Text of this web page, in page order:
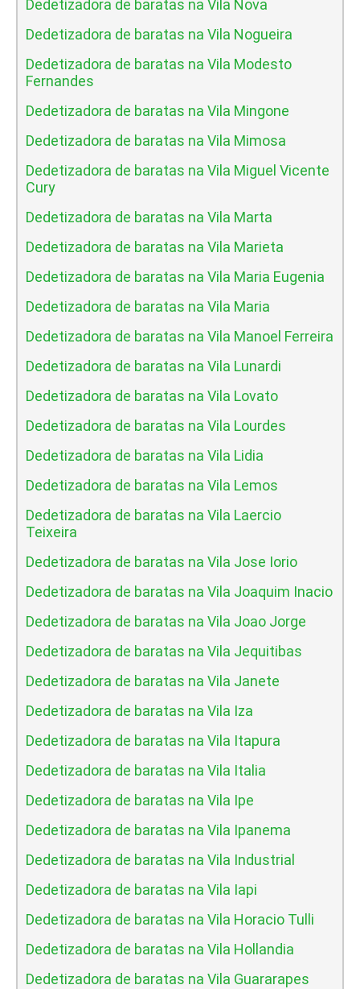
Dedetizadora de baratas na Vila Nova
Dedetizadora de baratas na Vila Nogueira
Dedetizadora de baratas na Vila Modesto
Fernandes
Dedetizadora de baratas na Vila Mingone
Dedetizadora de baratas na Vila Mimosa
Dedetizadora de baratas na Vila Miguel Vicente
Cury
Dedetizadora de baratas na Vila Marta
Dedetizadora de baratas na Vila Marieta
Dedetizadora de baratas na Vila Maria Eugenia
Dedetizadora de baratas na Vila Maria
Dedetizadora de baratas na Vila Manoel Ferreira
Dedetizadora de baratas na Vila Lunardi
Dedetizadora de baratas na Vila Lovato
Dedetizadora de baratas na Vila Lourdes
Dedetizadora de baratas na Vila Lidia
Dedetizadora de baratas na Vila Lemos
Dedetizadora de baratas na Vila Laercio
Teixeira
Dedetizadora de baratas na Vila Jose Iorio
Dedetizadora de baratas na Vila Joaquim Inacio
Dedetizadora de baratas na Vila Joao Jorge
Dedetizadora de baratas na Vila Jequitibas
Dedetizadora de baratas na Vila Janete
Dedetizadora de baratas na Vila Iza
Dedetizadora de baratas na Vila Itapura
Dedetizadora de baratas na Vila Italia
Dedetizadora de baratas na Vila Ipe
Dedetizadora de baratas na Vila Ipanema
Dedetizadora de baratas na Vila Industrial
Dedetizadora de baratas na Vila Iapi
Dedetizadora de baratas na Vila Horacio Tulli
Dedetizadora de baratas na Vila Hollandia
Dedetizadora de baratas na Vila Guararapes